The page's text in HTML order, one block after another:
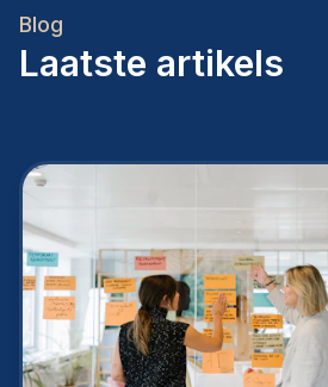
Blog
Laatste artikels